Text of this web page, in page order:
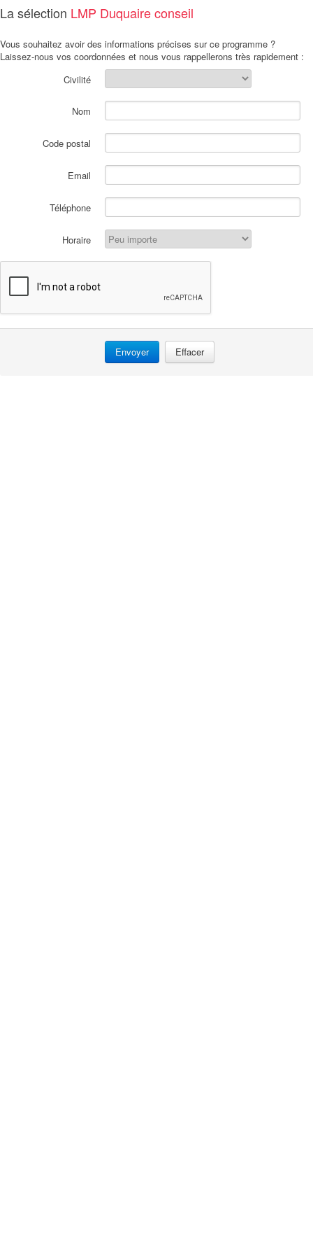
La sélection LMP Duquaire conseil
Vous souhaitez avoir des informations précises sur ce programme ?
Laissez-nous vos coordonnées et nous vous rappellerons très rapidement :
Civilité
Nom
Code postal
Email
Téléphone
Horaire
Effacer